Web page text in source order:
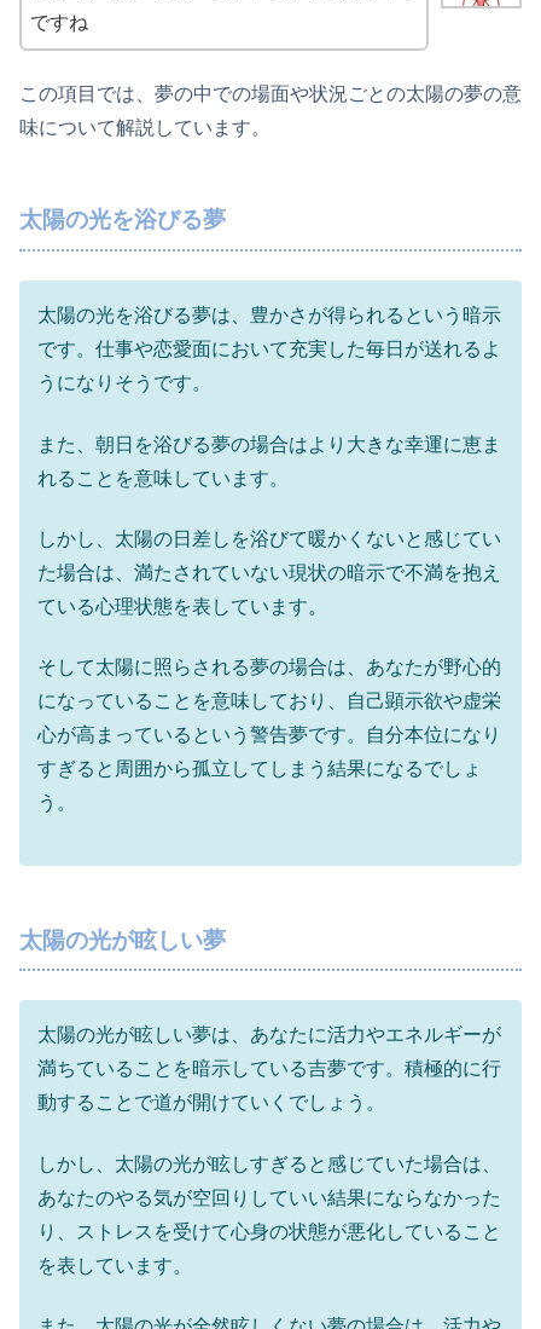
ですね
この項目では、夢の中での場面や状況ごとの太陽の夢の意
味について解説しています。
太陽の光を浴びる夢
太陽の光を浴びる夢は、豊かさが得られるという暗示
です。仕事や恋愛面において充実した毎日が送れるよ
うになりそうです。
また、朝日を浴びる夢の場合はより大きな幸運に恵ま
れることを意味しています。
しかし、太陽の日差しを浴びて暖かくないと感じてい
た場合は、満たされていない現状の暗示で不満を抱え
ている心理状態を表しています。
そして太陽に照らされる夢の場合は、あなたが野心的
になっていることを意味しており、自己顕示欲や虚栄
心が高まっているという警告夢です。自分本位になり
すぎると周囲から孤立してしまう結果になるでしょ
う。
太陽の光が眩しい夢
太陽の光が眩しい夢は、あなたに活力やエネルギーが
満ちていることを暗示している吉夢です。積極的に行
動することで道が開けていくでしょう。
しかし、太陽の光が眩しすぎると感じていた場合は、
あなたのやる気が空回りしていい結果にならなかった
り、ストレスを受けて心身の状態が悪化していること
を表しています。